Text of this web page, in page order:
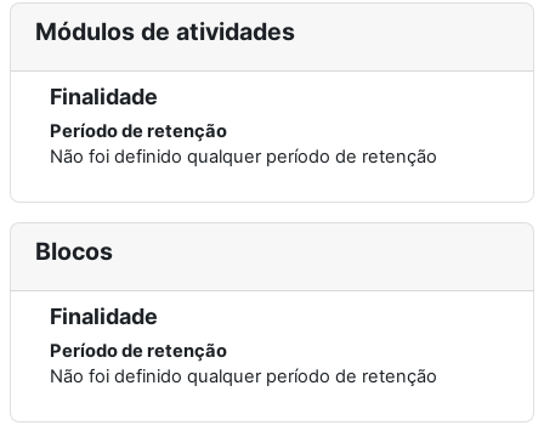
Módulos de atividades
Finalidade
Período de retenção
Não foi definido qualquer período de retenção
Blocos
Finalidade
Período de retenção
Não foi definido qualquer período de retenção